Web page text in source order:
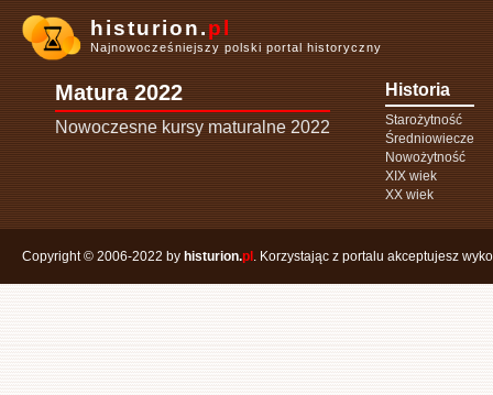
histurion.pl
Najnowocześniejszy polski portal historyczny
Matura 2022
Nowoczesne kursy maturalne 2022
Historia
Starożytność
Średniowiecze
Nowożytność
XIX wiek
XX wiek
Copyright © 2006-2022 by histurion.pl . Korzystając z portalu akceptujesz